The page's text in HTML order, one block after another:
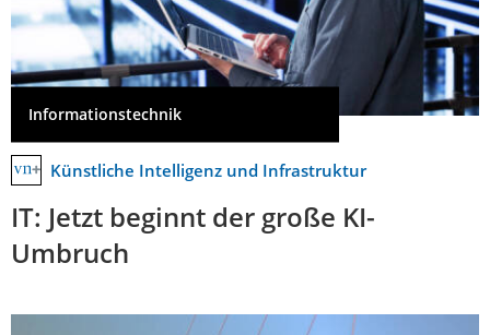
Informationstechnik
Künstliche Intelligenz und Infrastruktur
IT: Jetzt beginnt der große KI-
Umbruch